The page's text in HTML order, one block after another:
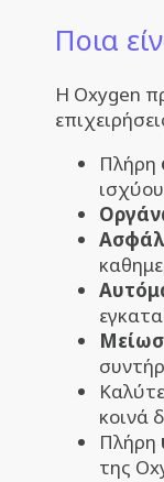
Ποια
Η Oxygen
Πλήρη
κοινά
Πλήρη
της